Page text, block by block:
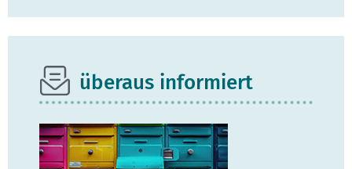
überaus informiert